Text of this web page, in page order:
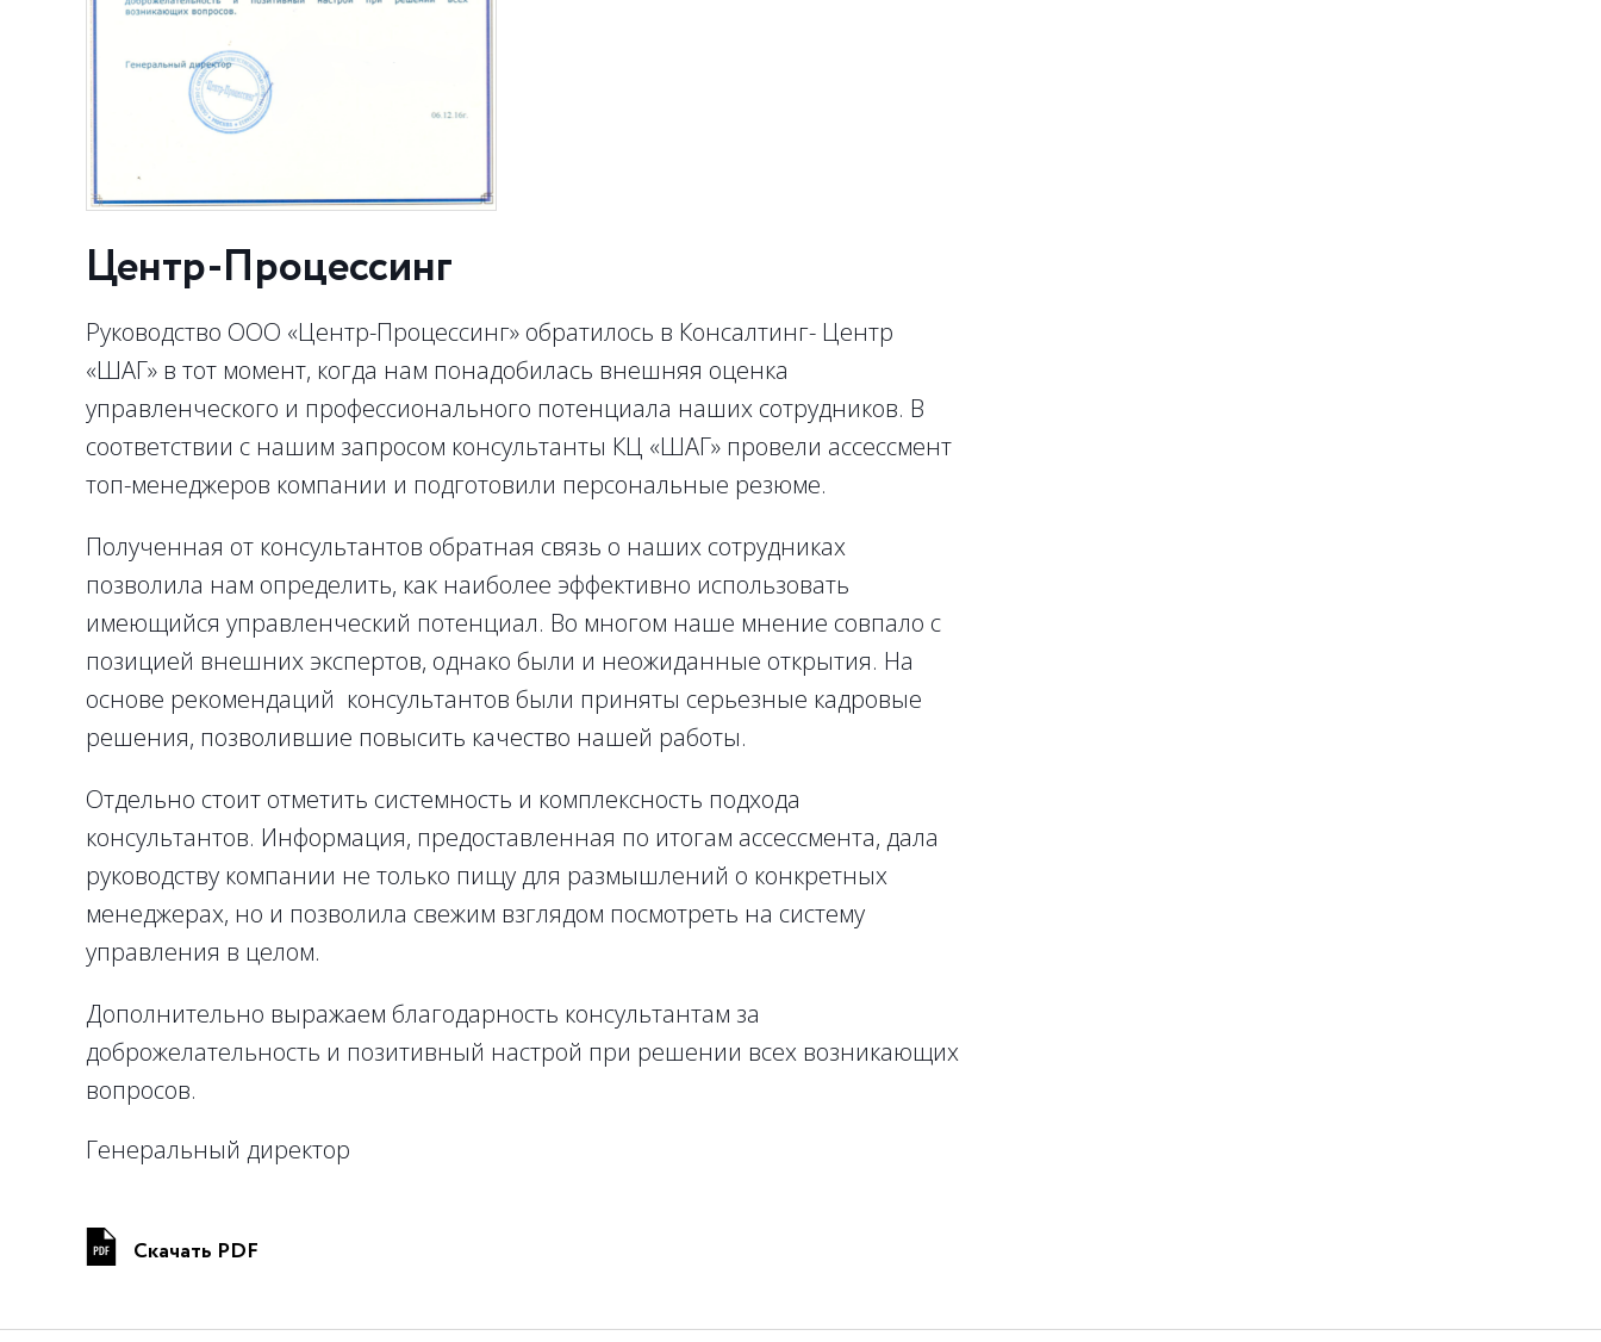
Центр-Процессинг
Руководство ООО «Центр-Процессинг» обратилось в Консалтинг- Центр
«ШАГ» в тот момент, когда нам понадобилась внешняя оценка
управленческого и профессионального потенциала наших сотрудников. В
соответствии с нашим запросом консультанты КЦ «ШАГ» провели ассессмент
топ-менеджеров компании и подготовили персональные резюме.
Полученная от консультантов обратная связь о наших сотрудниках
позволила нам определить, как наиболее эффективно использовать
имеющийся управленческий потенциал. Во многом наше мнение совпало с
позицией внешних экспертов, однако были и неожиданные открытия. На
основе рекомендаций консультантов были приняты серьезные кадровые
решения, позволившие повысить качество нашей работы.
Отдельно стоит отметить системность и комплексность подхода
консультантов. Информация, предоставленная по итогам ассессмента, дала
руководству компании не только пищу для размышлений о конкретных
менеджерах, но и позволила свежим взглядом посмотреть на систему
управления в целом.
Дополнительно выражаем благодарность консультантам за
доброжелательность и позитивный настрой при решении всех возникающих
вопросов.
Генеральный директор
Скачать PDF